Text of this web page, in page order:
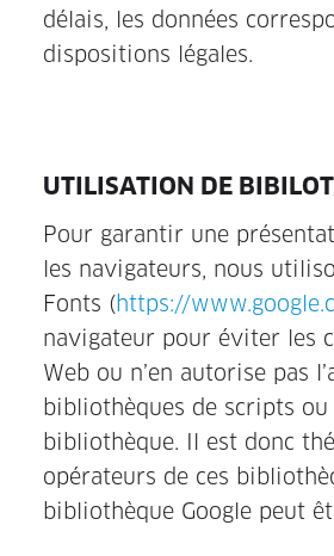
délais, les données
dispositions légales.
UTILISATION DE
Pour garantir une
les navigateurs, nous
Fonts (https://
navigateur pour éviter les
Web ou n’en autorise pas
bibliothèques de scripts
bibliothèque. Il est donc
opérateurs de ces
bibliothèque Google peut